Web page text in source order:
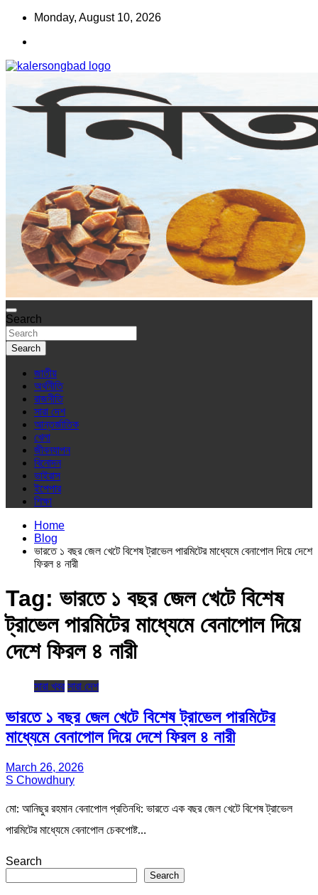
Skip
content
Monday, August 10, 2026
কালের সংবাদ
www.kalersongbad.com
Search
Search
জাতীয়
অর্থনীতি
রাজনীতি
সারা দেশ
আন্তর্জাতিক
খেলা
জীবনযাপন
বিনোদন
ভাইরাস
ইপেপার
শিক্ষা
Home
Blog
ভারতে ১ বছর জেল খেটে বিশেষ ট্রাভেল পারমিটের মাধ্যেমে বেনাপোল দিয়ে দেশে
ফিরল ৪ নারী
Tag: ভারতে ১ বছর জেল খেটে বিশেষ
ট্রাভেল পারমিটের মাধ্যেমে বেনাপোল দিয়ে
দেশে ফিরল ৪ নারী
সারা খবর সারা দেশ
ভারতে ১ বছর জেল খেটে বিশেষ ট্রাভেল পারমিটের
মাধ্যেমে বেনাপোল দিয়ে দেশে ফিরল ৪ নারী
March 26, 2026
S Chowdhury
মো: আনিছুর রহমান বেনাপোল প্রতিনধি: ভারতে এক বছর জেল খেটে বিশেষ ট্রাভেল
পারমিটের মাধ্যেমে বেনাপোল চেকপোষ্ট…
Search
Search